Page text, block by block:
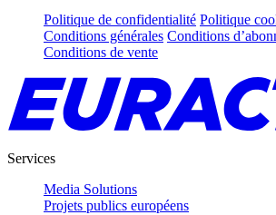
Politique de confidentialité Politique
Conditions générales Conditions
Conditions de vente
Services
Media Solutions
Projets publics européens